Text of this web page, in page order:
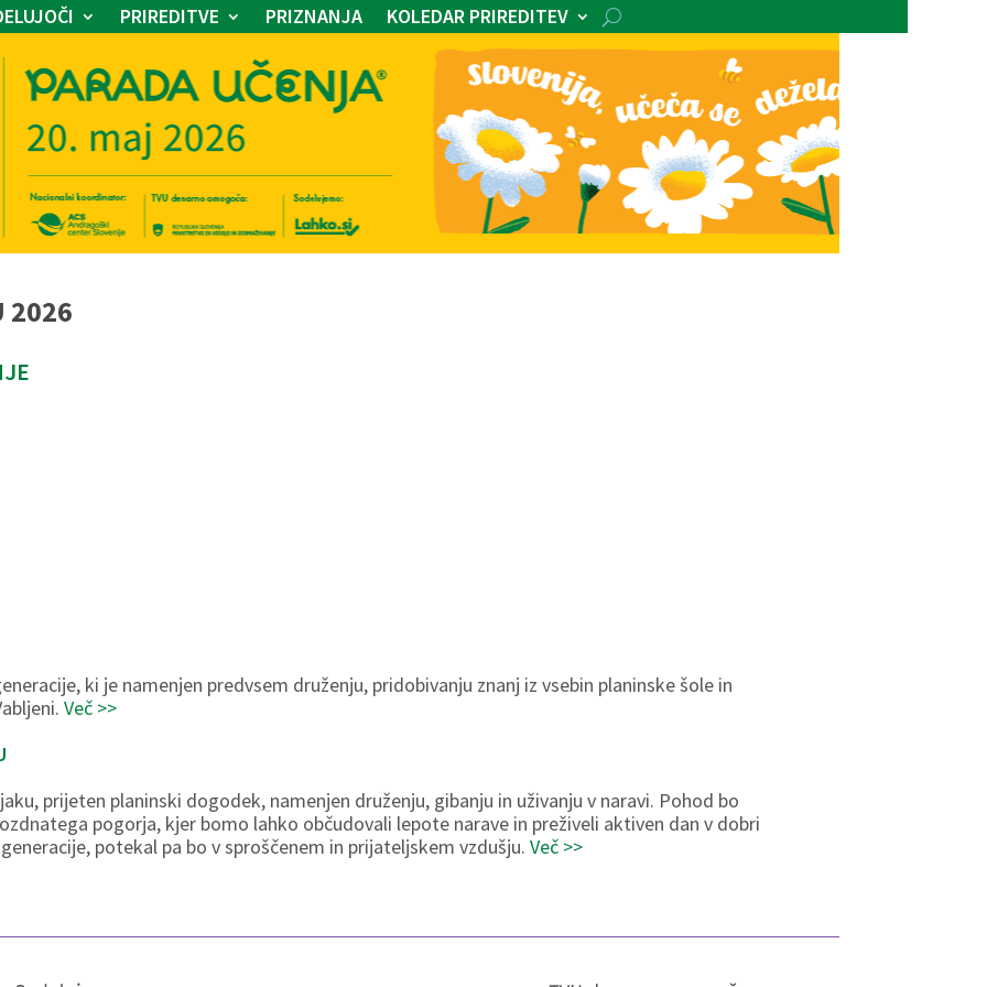
PRIREDITVE PRIZNANJA KOLEDAR PRIREDITEV
2026
ki je namenjen predvsem druženju, pridobivanju znanj iz vsebin planinske šole in
Več >>
prijeten planinski dogodek, namenjen druženju, gibanju in uživanju v naravi. Pohod bo
pogorja, kjer bomo lahko občudovali lepote narave in preživeli aktiven dan v dobri
potekal pa bo v sproščenem in prijateljskem vzdušju.Več >>